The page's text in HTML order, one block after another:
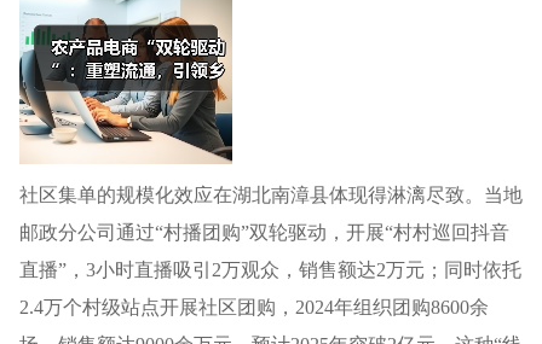
社区集单的规模化效应在湖北南漳县体现得淋漓尽致。当地
邮政分公司通过“村播团购”双轮驱动，开展“村村巡回抖音
直播”，3小时直播吸引2万观众，销售额达2万元；同时依托
2.4万个村级站点开展社区团购，2024年组织团购8600余